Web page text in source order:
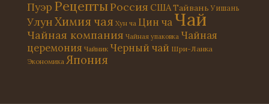
Пуэр РецептыРоссия СШАТайвань Уишань
УлунХимия чая Хун ча Цин чаЧай
Чайная компания Чайная упаковка Чайная
церемония Чайник Черный чай Шри-Ланка
Экономика Япония